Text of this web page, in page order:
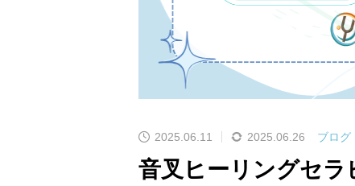
2025.06.11 2025.06.26 ブログ
音叉ヒーリングセラ